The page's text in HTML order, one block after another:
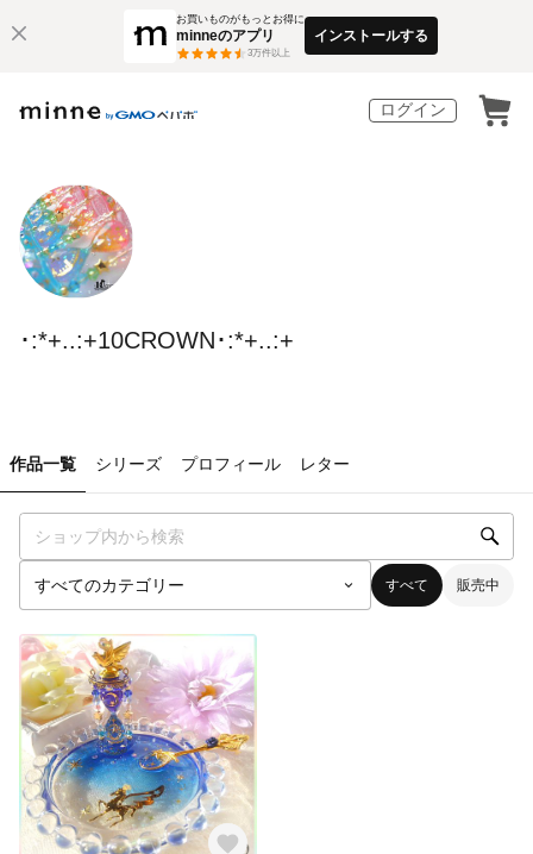
お買いものがもっとお得に
minneのアプリ
3万件以上
インストールする
ログイン
･:*+..:+10CROWN･:*+..:+
作品一覧 シリーズ プロフィール レター
すべて 販売中